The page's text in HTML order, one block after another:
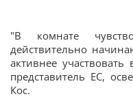
"В комнате
действительно
активнее
представитель ЕС,
Кос.